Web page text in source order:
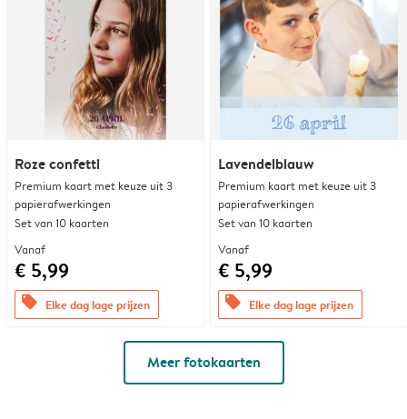
Roze confetti
Premium kaart met keuze uit 3
papierafwerkingen
Set van 10 kaarten
Vanaf
€ 5,99
offers Elke dag lage prijzen
Lavendelblauw
Premium kaart met keuze uit 3
papierafwerkingen
Set van 10 kaarten
Vanaf
€ 5,99
offers Elke dag lage prijzen
Meer fotokaarten